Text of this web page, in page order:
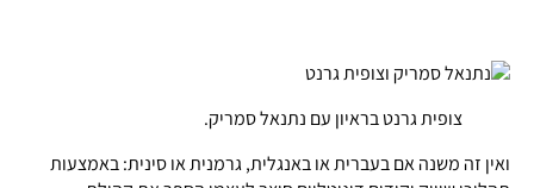
צופית גרנט בראיון עם נתנאל סמריק.
ואין זה משנה אם בעברית או באנגלית, גרמנית או סינית: באמצעות